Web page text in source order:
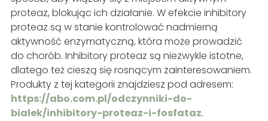
proteaz, blokując ich działanie. W efekcie inhibitory
proteaz są w stanie kontrolować nadmierną
aktywność enzymatyczną, która może prowadzić
do chorób. Inhibitory proteaz są niezwykle istotne,
dlatego też cieszą się rosnącym zainteresowaniem.
Produkty z tej kategorii znajdziesz pod adresem:
https://abo.com.pl/odczynniki-do-
bialek/inhibitory-proteaz-i-fosfataz.